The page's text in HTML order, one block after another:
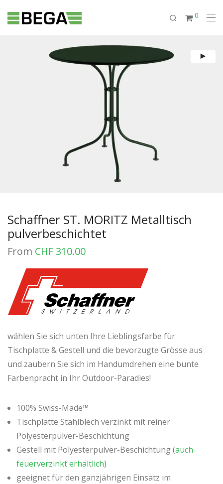
0
Schaffner ST. MORITZ Metalltisch
pulverbeschichtet
From CHF 310.00
wählen Sie sich unten Ihre Lieblingsfarbe für
Tischplatte & Gestell und die bevorzugte Grösse aus
und zaubern Sie sich im Handumdrehen eine bunte
Farbenpracht in Ihr Outdoor-Paradies!
100% Swiss-Made™
Tischplatte Stahlblech verzinkt mit reiner
Polyesterpulver-Beschichtung
Gestell mit Polyesterpulver-Beschichtung (auch
feuerverzinkt erhältlich)
geeignet für den ganzjährigen Einsatz im